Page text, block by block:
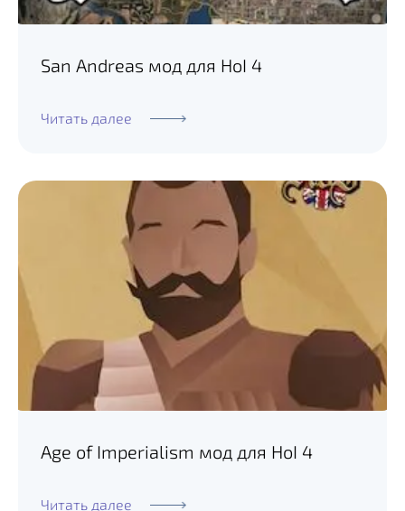
San Andreas мод для HoI 4
Читать далее
Age of Imperialism мод для HoI 4
Читать далее